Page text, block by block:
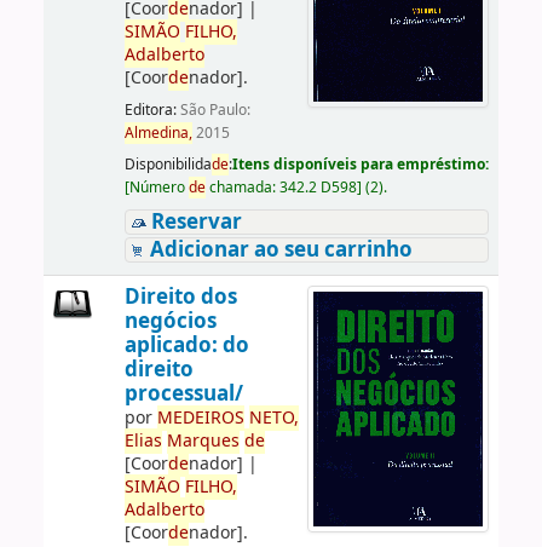
[Coordenador] |
SIMÃO FILHO,
Adalberto
[Coordenador].
Editora:São Paulo:
Almedina,2015
Disponibilidade:Itens disponíveis para empréstimo:
[Númerodechamada:342.2 D598] (2).
Reservar
Adicionar ao seu carrinho
Direito dos
negócios
aplicado: do
direito
processual/
por MEDEIROS NETO,
Elias Marques de
[Coordenador] |
SIMÃO FILHO,
Adalberto
[Coordenador].